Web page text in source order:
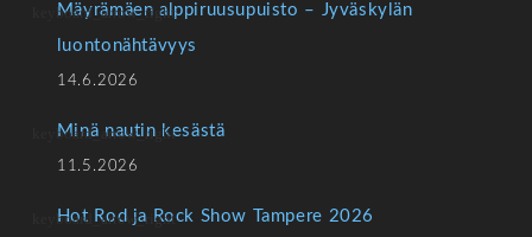
Mäyrämäen alppiruusupuisto – Jyväskylän
luontonähtävyys
14.6.2026
Minä nautin kesästä
11.5.2026
Hot Rod ja Rock Show Tampere 2026